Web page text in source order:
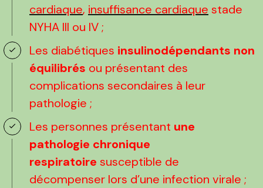
cardiaque, insuffisance cardiaque stade
NYHA III ou IV ;
Les diabétiques insulinodépendants non
équilibrés ou présentant des
complications secondaires à leur
pathologie ;
Les personnes présentant une
pathologie chronique
respiratoire susceptible de
décompenser lors d’une infection virale ;